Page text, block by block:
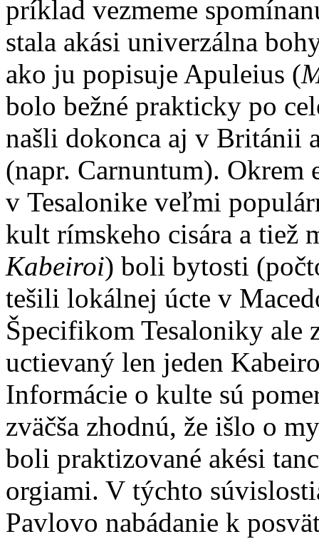
príklad vezmeme
stala akási univerzálna
ako ju popisuje Apuleius (
bolo bežné prakticky po
našli dokonca aj v Británii
(napr. Carnuntum).
v Tesalonike veľmi
kult rímskeho cisára a tiež
Kabeiroi) boli bytosti
tešili lokálnej úcte v
Špecifikom Tesaloniky ale
uctievaný len jeden
Informácie o kulte sú
zväčša zhodnú, že išlo o
boli praktizované akési
orgiami. V týchto
Pavlovo nabádanie k